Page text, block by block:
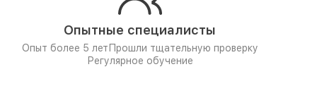
Опытные специалисты
Опыт более 5 лет Прошли тщательную проверку
Регулярное обучение